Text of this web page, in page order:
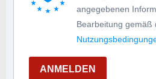
angegebenen
Bearbeitung gemäß
ANMELDEN